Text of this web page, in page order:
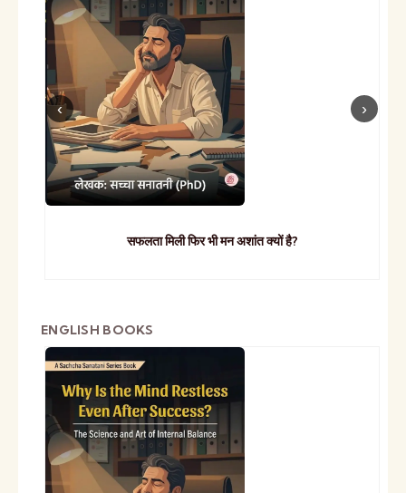
सफलता मिली फिर भी मन अशांत क्यों है?
ENGLISH BOOKS